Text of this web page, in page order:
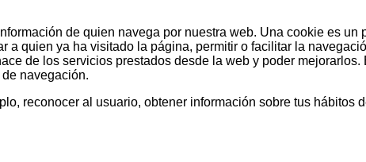
de quien navega por nuestra web. Una cookie es un
quien ya ha visitado la página, permitir o facilitar la
de los servicios prestados desde la web y poder mejorarlos.
navegación.
reconocer al usuario, obtener información sobre tus hábitos